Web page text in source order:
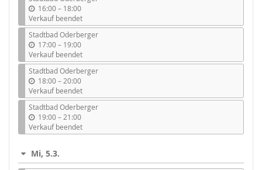
16:00–b
i
s
18:00
Verkauf beendet
Stadtbad Oderberger
17:00–b
i
s
19:00
Verkauf beendet
Stadtbad Oderberger
18:00–b
i
s
20:00
Verkauf beendet
Stadtbad Oderberger
19:00–b
i
s
21:00
Verkauf beendet
Mi, 5.3.